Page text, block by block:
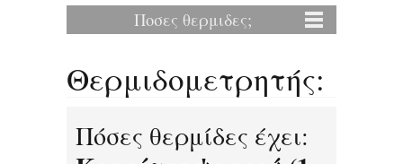
Ποσες θερμιδες;
Θερμιδομετρητής:
Πόσες θερμίδες έχει: